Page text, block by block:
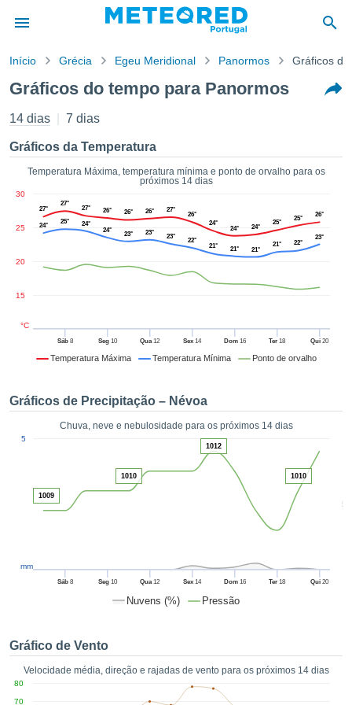
da
foi
por
para
que as
a este
das
forma
digital
sem
custo.
o
no
como
Início Grécia Egeu Meridional Panormos Gráficos
Gráficos do tempo para Panormos
14 dias 7 dias
Gráficos da Temperatura
Temperatura Máxima, temperatura mínima e ponto de orvalho para os
próximos 14 dias
Temperatura Máxima Temperatura Mínima Ponto de orvalho
Sáb8 Seg10 Qua12 Sex 14 Dom16 Ter 18 Qui 20
15
20
25
30
°C
27°
27°
27° 26° 26° 26° 27°
26°
24°
24° 24°
25°
25°
26°
24°
25°
24°
24°
23° 23°
23°
22°
21° 21° 21°
21° 22°
23°
Gráficos de Precipitação – Névoa
Chuva, neve e nebulosidade para os próximos 14 dias
Nuvens (%) Pressão
50
Sáb8 Seg10 Qua12 Sex 14 Dom16 Ter 18 Qui 20
5
mm
1009
1010
1012
1010
Gráfico de Vento
Velocidade média, direção e rajadas de vento para os próximos 14 dias
70
80